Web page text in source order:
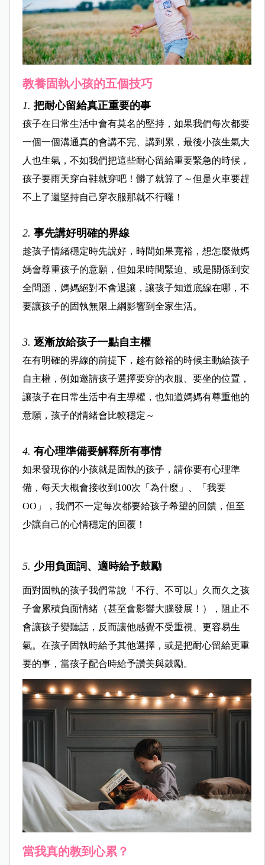
教養固執小孩的五個技巧
1. 把耐心留給真正重要的事
孩子在日常生活中會有莫名的堅持，如果我們每次都要
一個一個溝通真的會講不完、講到累，最後小孩生氣大
人也生氣，不如我們把這些耐心留給重要緊急的時候，
孩子要雨天穿白鞋就穿吧！髒了就算了～但是火車要趕
不上了還堅持自己穿衣服那就不行囉！
2. 事先講好明確的界線
趁孩子情緒穩定時先說好，時間如果寬裕，想怎麼做媽
媽會尊重孩子的意願，但如果時間緊迫、或是關係到安
全問題，媽媽絕對不會退讓，讓孩子知道底線在哪，不
要讓孩子的固執無限上綱影響到全家生活。
3. 逐漸放給孩子一點自主權
在有明確的界線的前提下，趁有餘裕的時候主動給孩子
自主權，例如邀請孩子選擇要穿的衣服、要坐的位置，
讓孩子在日常生活中有主導權，也知道媽媽有尊重他的
意願，孩子的情緒會比較穩定～
4. 有心理準備要解釋所有事情
如果發現你的小孩就是固執的孩子，請你要有心理準
備，每天大概會接收到100次「為什麼」、「我要
OO」，我們不一定每次都要給孩子希望的回饋，但至
少讓自己的心情穩定的回覆！
5. 少用負面詞、適時給予鼓勵
面對固執的孩子我們常說「不行、不可以」久而久之孩
子會累積負面情緒（甚至會影響大腦發展！），阻止不
會讓孩子變聽話，反而讓他感覺不受重視、更容易生
氣。在孩子固執時給予其他選擇，或是把耐心留給更重
要的事，當孩子配合時給予讚美與鼓勵。
當我真的教到心累？